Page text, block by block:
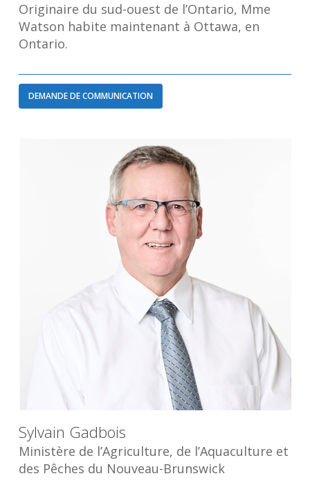
Originaire du sud-ouest de l’Ontario, Mme
Watson habite maintenant à Ottawa, en
Ontario.
DEMANDE DE COMMUNICATION
Sylvain Gadbois
Ministère de l’Agriculture, de l’Aquaculture et
des Pêches du Nouveau-Brunswick